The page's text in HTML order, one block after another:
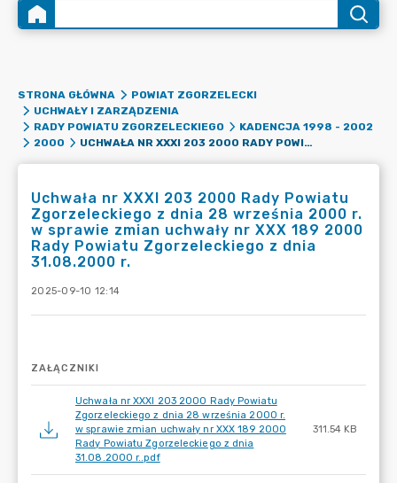
STRONA GŁÓWNA
POWIAT ZGORZELECKI
UCHWAŁY I ZARZĄDZENIA
RADY POWIATU ZGORZELECKIEGO
KADENCJA 1998 - 2002
2000
UCHWAŁA NR XXXI 203 2000 RADY POWIATU ZGORZELECKIEGO Z DNIA 28 WRZEŚNIA 2000 R. W SPRAWIE ZMIAN UCHWAŁY NR XXX 189 2000 RADY POWIATU ZGORZELECKIEGO Z DNIA 31.08.2000 R.
Uchwała nr XXXI 203 2000 Rady Powiatu
Zgorzeleckiego z dnia 28 września 2000 r.
w sprawie zmian uchwały nr XXX 189 2000
Rady Powiatu Zgorzeleckiego z dnia
31.08.2000 r.
2025-09-10 12:14
ZAŁĄCZNIKI
Uchwała nr XXXI 203 2000 Rady Powiatu
Zgorzeleckiego z dnia 28 września 2000 r.
w sprawie zmian uchwały nr XXX 189 2000
Rady Powiatu Zgorzeleckiego z dnia
31.08.2000 r..pdf
311.54 KB